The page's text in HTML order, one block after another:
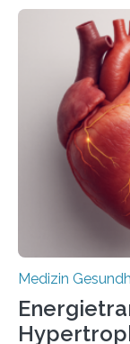
Oncology,
aus Gewebe
sogenannte
vorab zu
wirken. Dabei
als Biomarker
dienen könnte.
häufigsten
Medizin